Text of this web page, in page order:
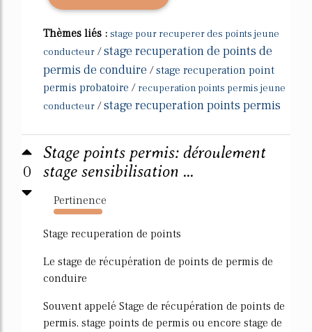
Thèmes liés : stage pour recuperer des points jeune
conducteur /stage recuperation de points de
permis de conduire /stage recuperation point
permis probatoire / recuperation points permis jeune
conducteur /stage recuperation points permis
0
Stage points permis: déroulement
stage sensibilisation ...
Pertinence
5377%
Stage recuperation de points
Le stage de récupération de points de permis de
conduire
Souvent appelé Stage de récupération de points de
permis, stage points de permis ou encore stage de